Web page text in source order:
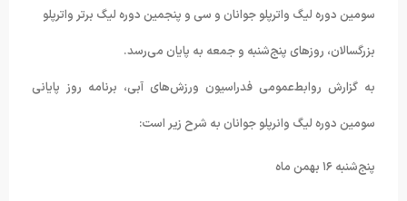
سومین دوره لیگ واترپلو جوانان و سی و پنجمین دوره لیگ برتر واترپلو
بزرگسالان، روزهای پنج‌شنبه و جمعه به پایان می‌رسد.
به گزارش روابط‌عمومی فدراسیون ورزش‌های آبی، برنامه روز پایانی
سومین دوره لیگ وانرپلو جوانان به شرح زیر است:
پنج‌شنبه ۱۶ بهمن ماه